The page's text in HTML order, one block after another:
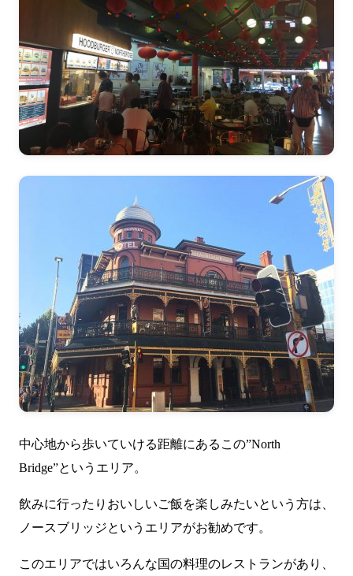
中心地から歩いていける距離にあるこの”North
Bridge”というエリア。
飲みに行ったりおいしいご飯を楽しみたいという方は、
ノースブリッジというエリアがお勧めです。
このエリアではいろんな国の料理のレストランがあり、